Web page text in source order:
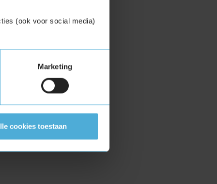
(ook voor social media)
Marketing
cookies toestaan